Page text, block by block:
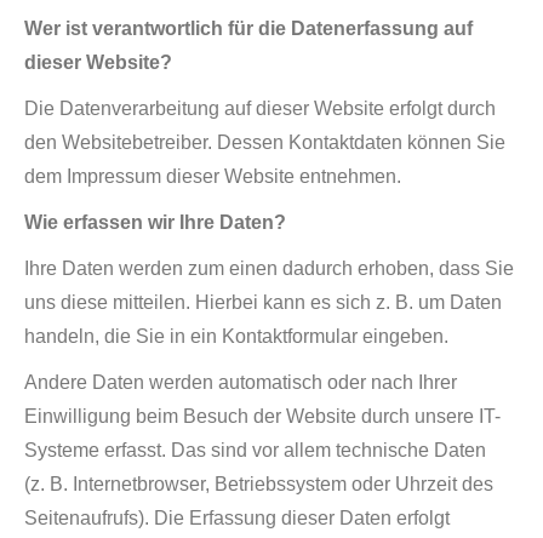
Wer ist verantwortlich für die Datenerfassung auf
dieser Website?
Die Datenverarbeitung auf dieser Website erfolgt durch
den Websitebetreiber. Dessen Kontaktdaten können Sie
dem Impressum dieser Website entnehmen.
Wie erfassen wir Ihre Daten?
Ihre Daten werden zum einen dadurch erhoben, dass Sie
uns diese mitteilen. Hierbei kann es sich z. B. um Daten
handeln, die Sie in ein Kontaktformular eingeben.
Andere Daten werden automatisch oder nach Ihrer
Einwilligung beim Besuch der Website durch unsere IT-
Systeme erfasst. Das sind vor allem technische Daten
(z. B. Internetbrowser, Betriebssystem oder Uhrzeit des
Seitenaufrufs). Die Erfassung dieser Daten erfolgt